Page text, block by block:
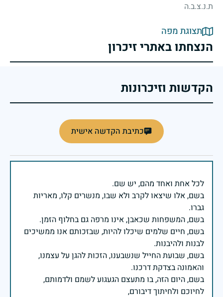
ת.נ.צ.ב.ה
תצוגת מפה
הנצחתו באתרי זיכרון
הקדשות וזיכרונות
כתיבת הקדשה אישית
בשם, אלו שיצאו לקרב ולא שבו, מנשרים קלו, מאריות
בשם, חיים שלמים שיכלו להיות, שבזכותם אנו ממשיכים
בשם, שבועת החייל שנשבענו, הזכות להגן על עצמנו,
בשם, היום הזה, בו מתעצם הגעגוע לשמם ולדמותם,